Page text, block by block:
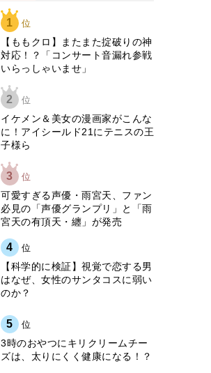
1 位
【ももクロ】またまた掟破りの神
対応！？「コンサート音漏れ参戦
いらっしゃいませ」
2 位
イケメン＆美女の漫画家がこんな
に！アイシールド21にテニスの王
子様ら
3 位
可愛すぎる声優・雨宮天、ファン
必見の「声優グランプリ」と「雨
宮天の有頂天・纏」が発売
4 位
【科学的に検証】視覚で恋する男
はなぜ、女性のサンタコスに弱い
のか？
5 位
3時のおやつにキリクリームチー
ズは、太りにくく健康になる！？